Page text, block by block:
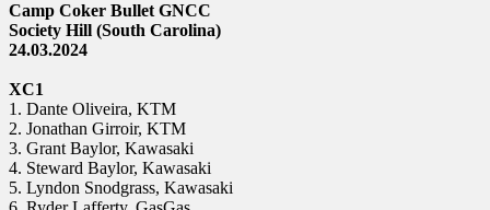
Camp Coker Bullet GNCC
Society Hill (South Carolina)
24.03.2024
XC1
1. Dante Oliveira, KTM
2. Jonathan Girroir, KTM
3. Grant Baylor, Kawasaki
4. Steward Baylor, Kawasaki
5. Lyndon Snodgrass, Kawasaki